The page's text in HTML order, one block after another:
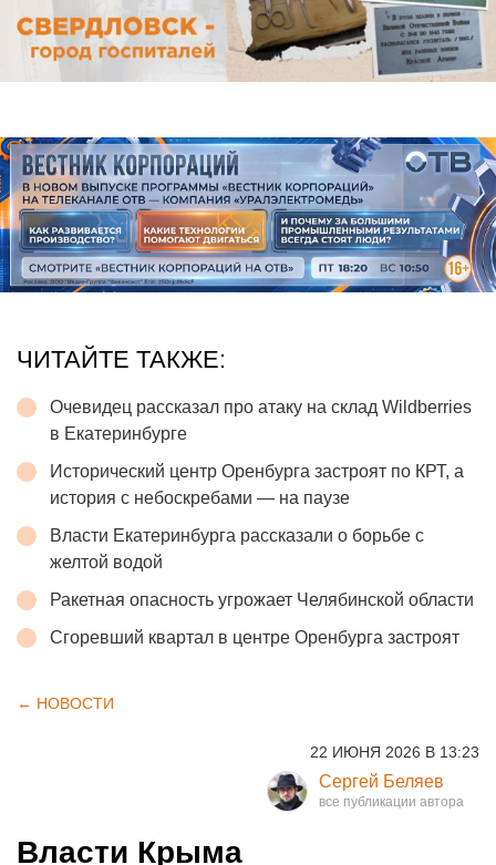
ЧИТАЙТЕ ТАКЖЕ:
Очевидец рассказал про атаку на склад Wildberries
в Екатеринбурге
Исторический центр Оренбурга застроят по КРТ, а
история с небоскребами — на паузе
Власти Екатеринбурга рассказали о борьбе с
желтой водой
Ракетная опасность угрожает Челябинской области
Сгоревший квартал в центре Оренбурга застроят
← НОВОСТИ
22 ИЮНЯ 2026 В 13:23
Сергей Беляев
Власти Крыма